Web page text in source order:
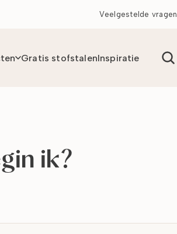
Veelgestelde vragen
Gratis stofstalenInspiratie
ik?